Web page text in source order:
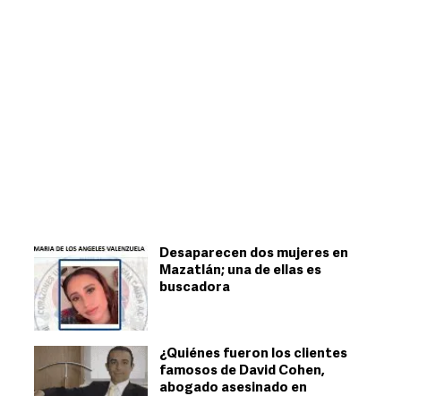
Desaparecen dos mujeres en
Mazatlán; una de ellas es
buscadora
¿Quiénes fueron los clientes
famosos de David Cohen,
abogado asesinado en